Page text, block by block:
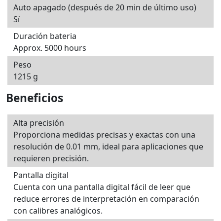
Auto apagado (después de 20 min de último uso)
Sí
Duración bateria
Approx. 5000 hours
Peso
1215 g
Beneficios
Alta precisión
Proporciona medidas precisas y exactas con una
resolución de 0.01 mm, ideal para aplicaciones que
requieren precisión.
Pantalla digital
Cuenta con una pantalla digital fácil de leer que
reduce errores de interpretación en comparación
con calibres analógicos.